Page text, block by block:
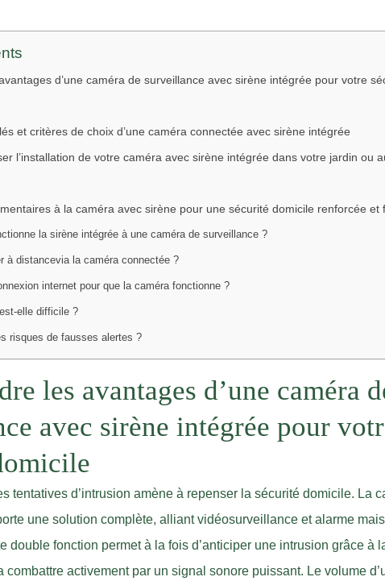
d’une caméra de surveillance avec sirène intégrée pour votre
et critères de choix d’une caméra connectée avec sirène intégrée
l’installation de votre caméra avec sirène intégrée dans votre jardin ou
à la caméra avec sirène pour une sécurité domicile renforcée et
la sirène intégrée à une caméra de surveillance ?
à distancevia la caméra connectée ?
internet pour que la caméra fonctionne ?
elle difficile ?
risques de fausses alertes ?
les avantages d’une caméra
avec sirène intégrée pour
tentatives d’intrusion amène à repenser la sécurité domicile. La
une solution complète, alliant vidéosurveillance et alarme
double fonction permet à la fois d’anticiper une intrusion grâce à
combattre activement par un signal sonore puissant. Le volume